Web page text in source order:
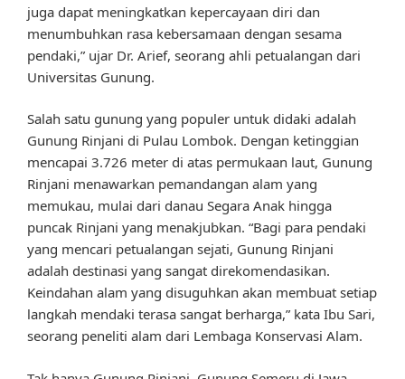
juga dapat meningkatkan kepercayaan diri dan
menumbuhkan rasa kebersamaan dengan sesama
pendaki,” ujar Dr. Arief, seorang ahli petualangan dari
Universitas Gunung.
Salah satu gunung yang populer untuk didaki adalah
Gunung Rinjani di Pulau Lombok. Dengan ketinggian
mencapai 3.726 meter di atas permukaan laut, Gunung
Rinjani menawarkan pemandangan alam yang
memukau, mulai dari danau Segara Anak hingga
puncak Rinjani yang menakjubkan. “Bagi para pendaki
yang mencari petualangan sejati, Gunung Rinjani
adalah destinasi yang sangat direkomendasikan.
Keindahan alam yang disuguhkan akan membuat setiap
langkah mendaki terasa sangat berharga,” kata Ibu Sari,
seorang peneliti alam dari Lembaga Konservasi Alam.